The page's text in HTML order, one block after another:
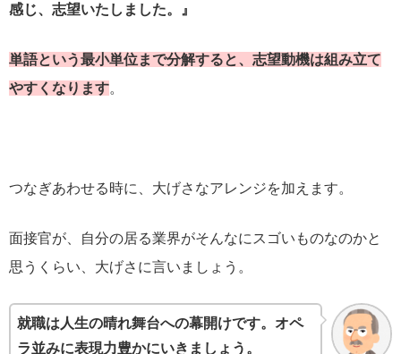
感じ、志望いたしました。』
単語という最小単位まで分解すると、志望動機は組み立て
やすくなります。
つなぎあわせる時に、大げさなアレンジを加えます。
面接官が、自分の居る業界がそんなにスゴいものなのかと
思うくらい、大げさに言いましょう。
就職は人生の晴れ舞台への幕開けです。オペ
ラ並みに表現力豊かにいきましょう。